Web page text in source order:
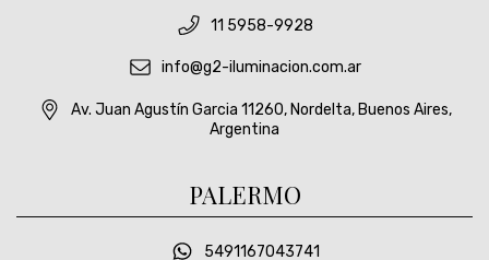
11 5958-9928
info@g2-iluminacion.com.ar
Av. Juan Agustín Garcia 11260, Nordelta, Buenos Aires,
Argentina
PALERMO
5491167043741